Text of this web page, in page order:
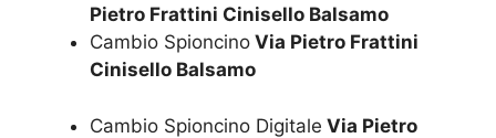
Pietro Frattini Cinisello Balsamo
Cambio Spioncino Via Pietro Frattini
Cinisello Balsamo
Cambio Spioncino Digitale Via Pietro